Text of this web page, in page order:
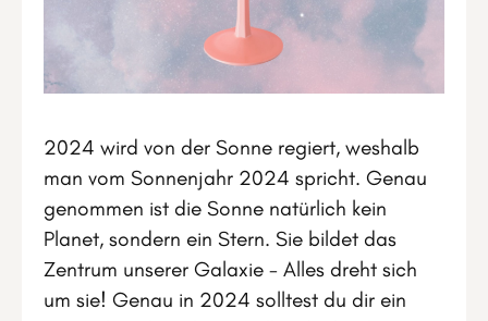
2024 wird von der Sonne regiert, weshalb
man vom Sonnenjahr 2024 spricht. Genau
genommen ist die Sonne natürlich kein
Planet, sondern ein Stern. Sie bildet das
Zentrum unserer Galaxie - Alles dreht sich
um sie! Genau in 2024 solltest du dir ein